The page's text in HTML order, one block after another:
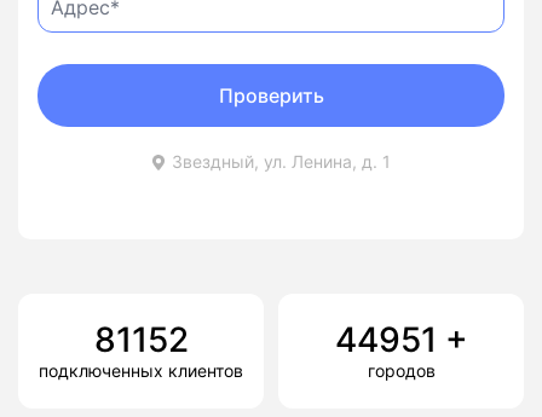
Звездный, ул. Ленина, д. 1
Проверить
81152
подключенных клиентов
44951 +
городов